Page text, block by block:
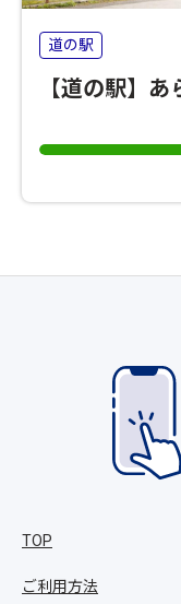
道の駅
【道の駅】
TOP
ご利用方法